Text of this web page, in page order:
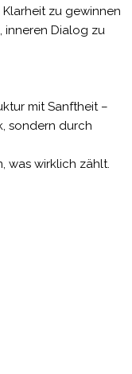
zu gewinnen
inneren Dialog zu
mit Sanftheit –
sondern durch
was wirklich zählt.